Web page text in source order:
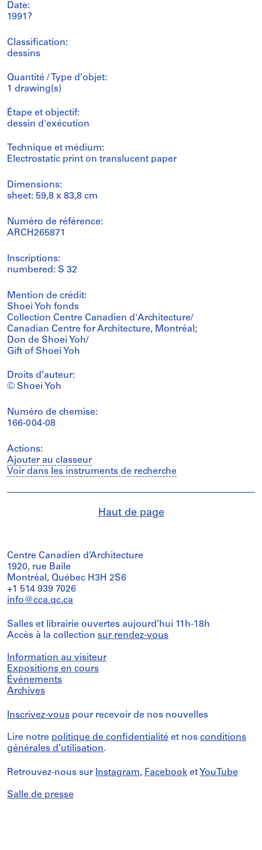
Date:
1991?
Classification:
dessins
Quantité / Type d’objet:
1 drawing(s)
Étape et objectif:
dessin d'exécution
Technique et médium:
Electrostatic print on translucent paper
Dimensions:
sheet: 59,8 x 83,8 cm
Numéro de référence:
ARCH265871
Inscriptions:
numbered: S 32
Mention de crédit:
Shoei Yoh fonds
Collection Centre Canadien d'Architecture/
Canadian Centre for Architecture, Montréal;
Don de Shoei Yoh/
Gift of Shoei Yoh
Droits d’auteur:
© Shoei Yoh
Numéro de chemise:
166-004-08
Actions:
Ajouter au classeur
Voir dans les instruments de recherche
Haut de page
Centre Canadien d’Architecture
1920, rue Baile
Montréal, Québec H3H 2S6
+1 514 939 7026
info@cca.qc.ca
Salles et librairie ouvertes aujourd’hui 11h-18h
Accès à la collection sur rendez-vous
Information au visiteur
Expositions en cours
Événements
Archives
Inscrivez-vous pour recevoir de nos nouvelles
Lire notre politique de confidentialité et nos conditions
générales d’utilisation.
Retrouvez-nous sur Instagram, Facebook et YouTube
Salle de presse